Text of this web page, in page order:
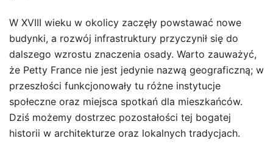
W XVIII wieku w okolicy zaczęły powstawać nowe
budynki, a rozwój infrastruktury przyczynił się do
dalszego wzrostu znaczenia osady. Warto zauważyć,
że Petty France nie jest jedynie nazwą geograficzną; w
przeszłości funkcjonowały tu różne instytucje
społeczne oraz miejsca spotkań dla mieszkańców.
Dziś możemy dostrzec pozostałości tej bogatej
historii w architekturze oraz lokalnych tradycjach.